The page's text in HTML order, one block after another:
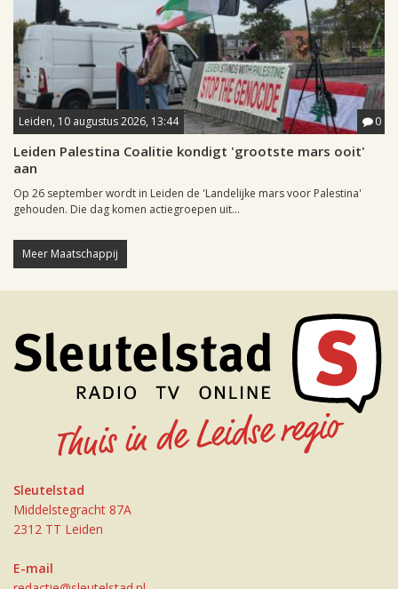
Leiden, 10 augustus 2026, 13:44 0
Leiden Palestina Coalitie kondigt 'grootste mars ooit'
aan
Op 26 september wordt in Leiden de 'Landelijke mars voor Palestina'
gehouden. Die dag komen actiegroepen uit...
Meer Maatschappij
Sleutelstad
Middelstegracht 87A
2312 TT Leiden
E-mail